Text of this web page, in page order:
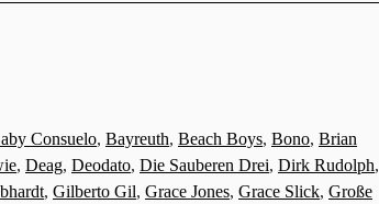
Consuelo, Bayreuth, Beach Boys, Bono, Brian
, Deag, Deodato, Die Sauberen Drei, Dirk Rudolph,
, Gilberto Gil, Grace Jones, Grace Slick, Große